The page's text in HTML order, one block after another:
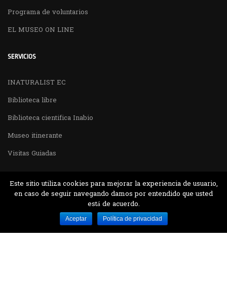
Programa de voluntarios
EL MUSEO ON LINE
SERVICIOS
INATURALIST EC
Biblioteca libre
Biblioteca cientifica Inabio
Museo itinerante
Visitas Guiadas
Desarrollado por MJTEC.
Este sitio utiliza cookies para mejorar la experiencia de usuario,
en caso de seguir navegando damos por entendido que usted
está de acuerdo.
Aceptar Política de privacidad